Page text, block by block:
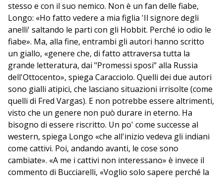
stesso e con il suo nemico. Non è un fan delle fiabe,
Longo: «Ho fatto vedere a mia figlia 'Il signore degli
anelli' saltando le parti con gli Hobbit. Perché io odio le
fiabe». Ma, alla fine, entrambi gli autori hanno scritto
un giallo, «genere che, di fatto attraversa tutta la
grande letteratura, dai "Promessi sposi" alla Russia
dell'Ottocento», spiega Caracciolo. Quelli dei due autori
sono gialli atipici, che lasciano situazioni irrisolte (come
quelli di Fred Vargas). E non potrebbe essere altrimenti,
visto che un genere non può durare in eterno. Ha
bisogno di essere riscritto. Un po' come successe al
western, spiega Longo «che all'inizio vedeva gli indiani
come cattivi. Poi, andando avanti, le cose sono
cambiate». «A me i cattivi non interessano» è invece il
commento di Bucciarelli, «Voglio solo sapere perché la